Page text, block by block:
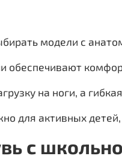
модели с
на ноги, а
для активных
с